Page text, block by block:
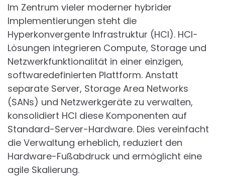
Im Zentrum vieler moderner hybrider
Implementierungen steht die
Hyperkonvergente Infrastruktur (HCI). HCI-
Lösungen integrieren Compute, Storage und
Netzwerkfunktionalität in einer einzigen,
softwaredefinierten Plattform. Anstatt
separate Server, Storage Area Networks
(SANs) und Netzwerkgeräte zu verwalten,
konsolidiert HCI diese Komponenten auf
Standard-Server-Hardware. Dies vereinfacht
die Verwaltung erheblich, reduziert den
Hardware-Fußabdruck und ermöglicht eine
agile Skalierung.